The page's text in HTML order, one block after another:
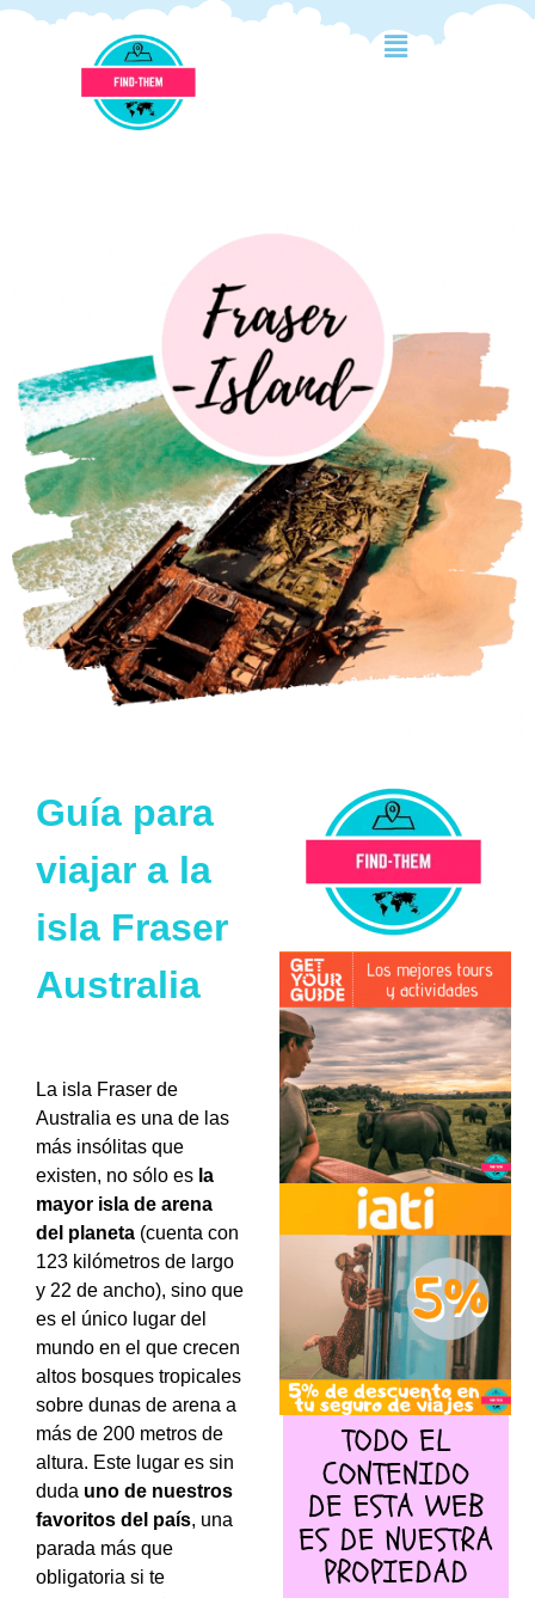
Guía para
viajar a la
isla Fraser
Australia
La isla Fraser de
Australia es una de las
más insólitas que
existen, no sólo es la
mayor isla de arena
del planeta (cuenta con
123 kilómetros de largo
y 22 de ancho), sino que
es el único lugar del
mundo en el que crecen
altos bosques tropicales
sobre dunas de arena a
más de 200 metros de
altura. Este lugar es sin
duda uno de nuestros
favoritos del país, una
parada más que
obligatoria si te